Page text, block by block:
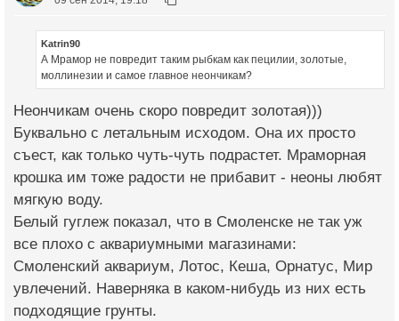
Katrin90
А Мрамор не повредит таким рыбкам как пецилии, золотые,
моллинезии и самое главное неончикам?
Неончикам очень скоро повредит золотая)))
Буквально с летальным исходом. Она их просто
съест, как только чуть-чуть подрастет. Мраморная
крошка им тоже радости не прибавит - неоны любят
мягкую воду.
Белый гуглеж показал, что в Смоленске не так уж
все плохо с аквариумными магазинами:
Смоленский аквариум, Лотос, Кеша, Орнатус, Мир
увлечений. Наверняка в каком-нибудь из них есть
подходящие грунты.